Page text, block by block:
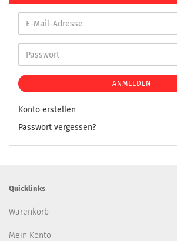
ANMELDEN
Konto erstellen
Passwort vergessen?
Quicklinks
Warenkorb
Mein Konto